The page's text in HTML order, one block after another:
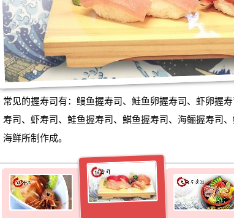
常见的握寿司有：鳗鱼握寿司、鮭鱼卵握寿司、虾卵握
寿司、虾寿司、鮭鱼握寿司、鯕鱼握寿司、海鲡握寿司
海鲜所制作成。